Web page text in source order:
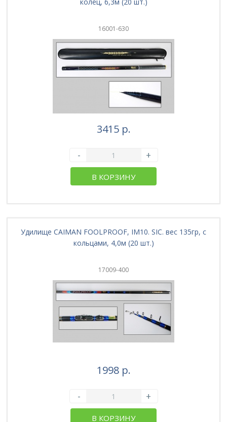
16001-630
3415 р.
- +
В КОРЗИНУ
Удилище CAIMAN FOOLPROOF, IM10. SIC. вес 135гр, с
кольцами, 4,0м (20 шт.)
17009-400
1998 р.
- +
В КОРЗИНУ